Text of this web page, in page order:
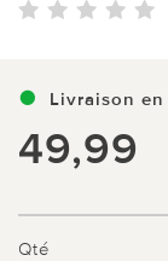
Livraison
49,99
Qté